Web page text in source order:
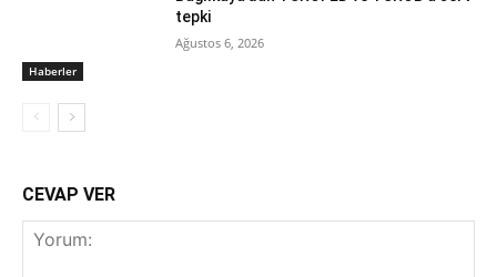
Haberler
tepki
Ağustos 6, 2026
CEVAP VER